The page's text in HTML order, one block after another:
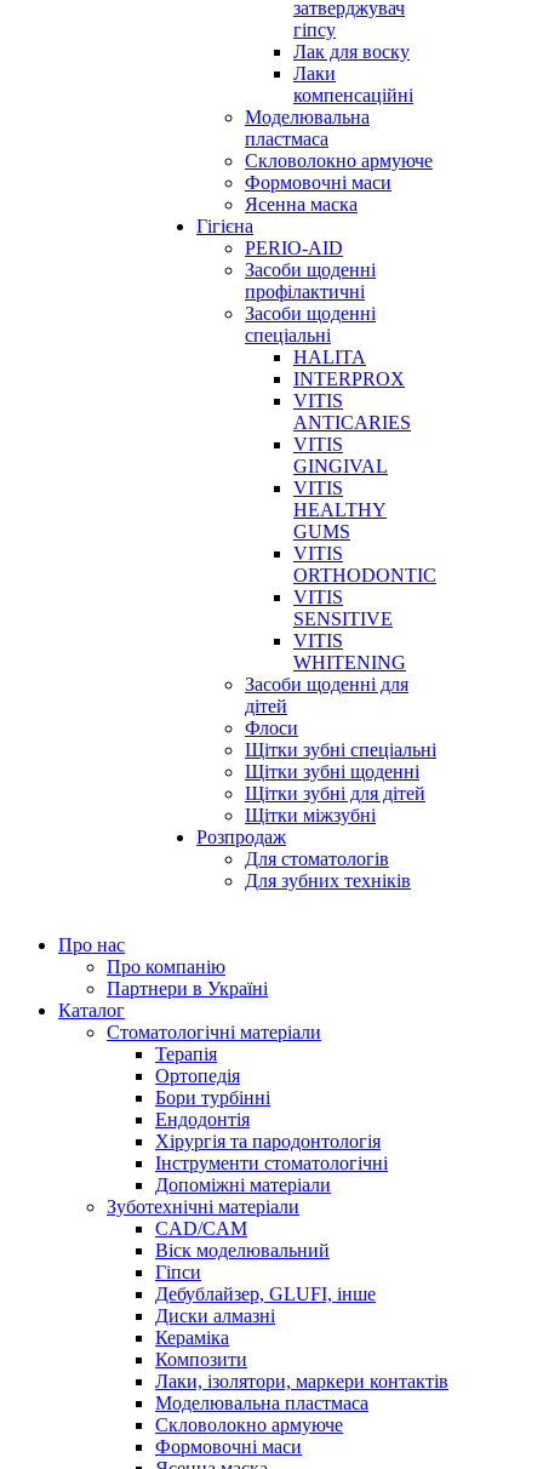
затверджувач
гіпсу
Лак для воску
Лаки
компенсаційні
Моделювальна
пластмаса
Скловолокно армуюче
Формовочні маси
Ясенна маска
Гігієна
PERIO-AID
Засоби щоденні
профілактичні
Засоби щоденні
спеціальні
HALITA
INTERPROX
VITIS
ANTICARIES
VITIS
GINGIVAL
VITIS
HEALTHY
GUMS
VITIS
ORTHODONTIC
VITIS
SENSITIVE
VITIS
WHITENING
Засоби щоденні для
дітей
Флоси
Щітки зубні спеціальні
Щітки зубні щоденні
Щітки зубні для дітей
Щітки міжзубні
Розпродаж
Для стоматологів
Для зубних техніків
Про нас
Про компанію
Партнери в Україні
Каталог
Стоматологічні матеріали
Терапія
Ортопедія
Бори турбінні
Ендодонтія
Хірургія та пародонтологія
Інструменти стоматологічні
Допоміжні матеріали
Зуботехнічні матеріали
CAD/CAM
Віск моделювальний
Гіпси
Дебублайзер, GLUFI, інше
Диски алмазні
Кераміка
Композити
Лаки, ізолятори, маркери контактів
Моделювальна пластмаса
Скловолокно армуюче
Формовочні маси